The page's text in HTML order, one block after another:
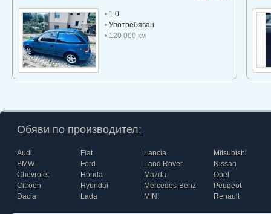
• 1.0
• Употребяван
• 120 000 км
Обяви по производител:
Audi
BMW
Chevrolet
Citroen
Dacia
Fiat
Ford
Honda
Hyundai
Lada
Lancia
Land Rover
Mazda
Mercedes-Benz
MINI
Mitsubishi
Nissan
Opel
Peugeot
Renault